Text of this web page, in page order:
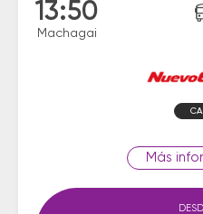
13:50
Machagai